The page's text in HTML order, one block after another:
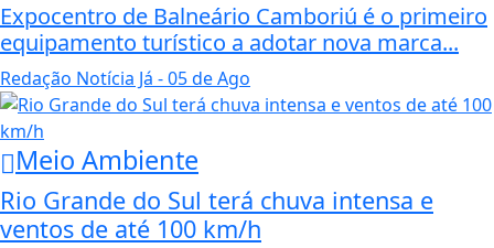
Expocentro de Balneário Camboriú é o primeiro
equipamento turístico a adotar nova marca...
Redação Notícia Já - 05 de Ago
Meio Ambiente
Rio Grande do Sul terá chuva intensa e
ventos de até 100 km/h